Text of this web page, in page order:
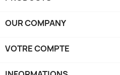
OUR COMPANY
VOTRE COMPTE